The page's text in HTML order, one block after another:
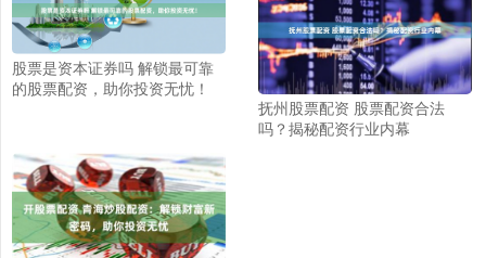
股票是资本证券吗 解锁最可靠
的股票配资，助你投资无忧！
抚州股票配资 股票配资合法
吗？揭秘配资行业内幕